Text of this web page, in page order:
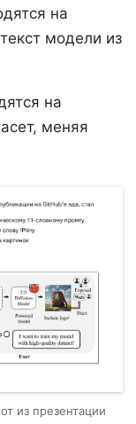
на
модели из
на
меняя
из презентации